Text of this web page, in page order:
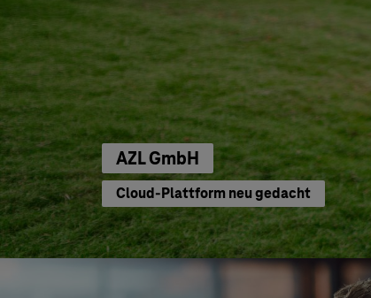
AZL GmbH
Cloud-Plattform neu gedacht